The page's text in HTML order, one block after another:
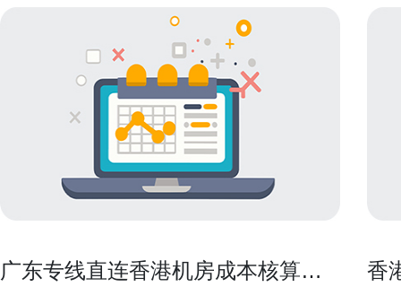
广东专线直连香港机房成本核算与
香